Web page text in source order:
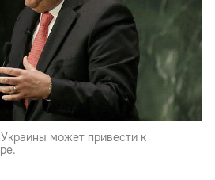
может привести к